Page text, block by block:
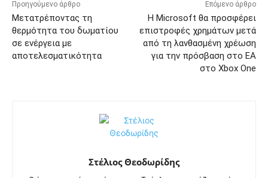
Προηγούμενο άρθρο
Μετατρέποντας τη
θερμότητα του δωματίου
σε ενέργεια με
αποτελεσματικότητα
Επόμενο άρθρο
Η Microsoft θα προσφέρει
επιστροφές χρημάτων μετά
από τη λανθασμένη χρέωση
για την πρόσβαση στο EA
στο Xbox One
Στέλιος Θεοδωρίδης